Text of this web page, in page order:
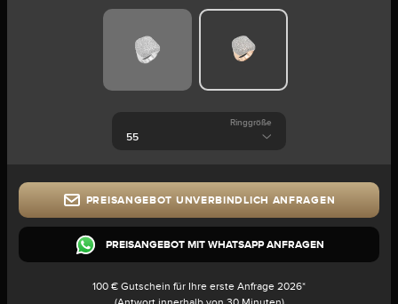
Ringgröße
PREISANGEBOT UNVERBINDLICH ANFRAGEN
PREISANGEBOT MIT WHATSAPP ANFRAGEN
100 € Gutschein für Ihre erste Anfrage 2026*